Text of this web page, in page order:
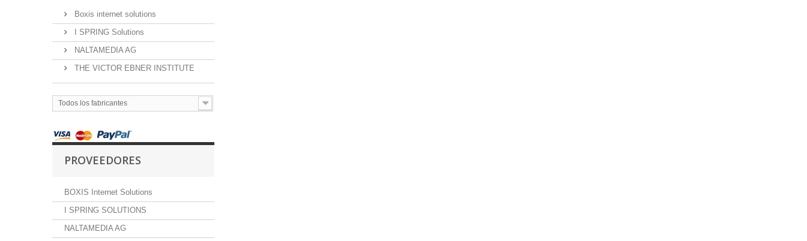
Boxis internet solutions
I SPRING Solutions
NALTAMEDIA AG
THE VICTOR EBNER INSTITUTE
Todos los fabricantes
PROVEEDORES
BOXIS Internet Solutions
I SPRING SOLUTIONS
NALTAMEDIA AG